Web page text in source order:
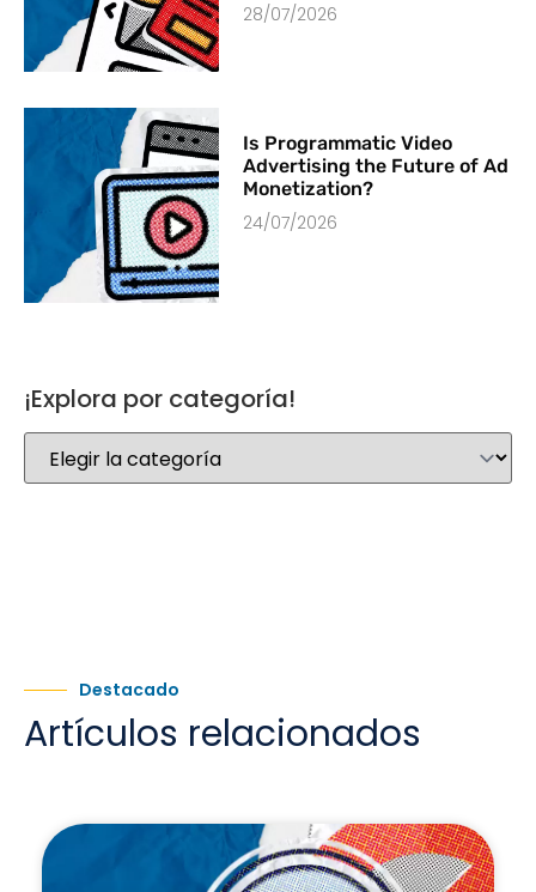
28/07/2026
Is Programmatic Video
Advertising the Future of Ad
Monetization?
24/07/2026
¡Explora por categoría!
Destacado
Artículos relacionados